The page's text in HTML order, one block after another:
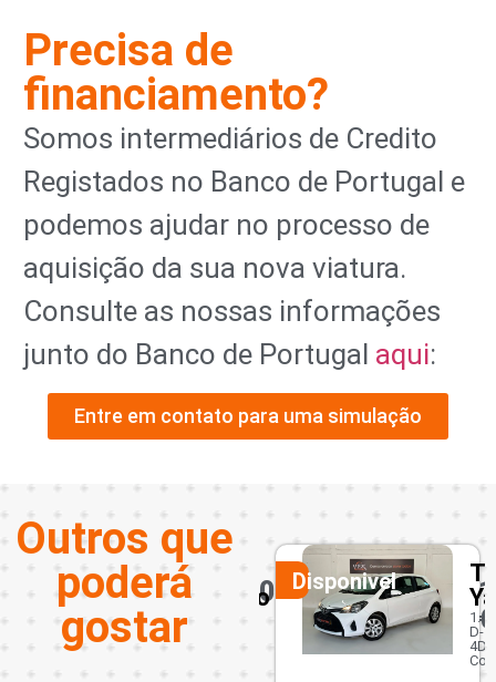
Precisa de
financiamento?
Somos intermediários de Credito
Registados no Banco de Portugal e
podemos ajudar no processo de
aquisição da sua nova viatura.
Consulte as nossas informações
junto do Banco de Portugal aqui:
Entre em contato para uma simulação
Outros que
poderá
gostar
Disponivel
Toyota
Yaris
1.4
4D
10450Disponivel
Benz
B
180
10950
€